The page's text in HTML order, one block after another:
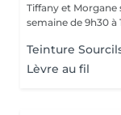
Tiffany et Morgane
semaine de 9h30 à
Teinture
Lèvre au fil